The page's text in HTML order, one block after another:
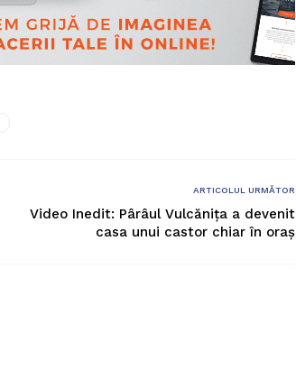
ARTICOLUL URMĂTOR
Video Inedit: Pârâul Vulcănița a devenit
casa unui castor chiar în oraș